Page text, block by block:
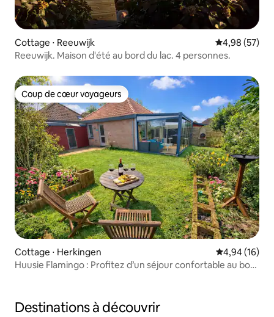
Cottage ⋅ Reeuwijk Évaluation
4,98 (57)
Reeuwijk. Maison d'été au bord du lac. 4 personnes.
Coup de cœur voyageurs
Coup de cœur voyageurs
Cottage ⋅ Herkingen Évaluation
4,94 (16)
Huusie Flamingo : Profitez d’un séjour confortable au bord
Destinations à découvrir